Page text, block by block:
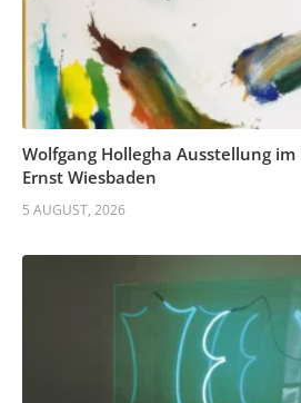
Wolfgang Hollegha Ausstellung
Ernst Wiesbaden
5 AUGUST, 2026